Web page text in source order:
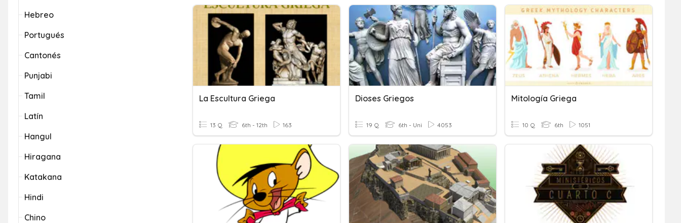
Hebreo
Portugués
Cantonés
Punjabi
Tamil
Latín
Hangul
Hiragana
Katakana
Hindi
Chino
La Escultura Griega
13 Q 6th - 12th 163
Dioses Griegos
19 Q 6th - Uni 4053
Mitología Griega
10 Q 6th 1051